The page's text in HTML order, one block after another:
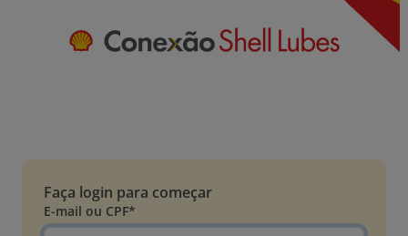
Faça login para começar
E-mail ou CPF*